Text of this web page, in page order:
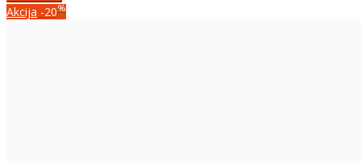
Akcija -20%